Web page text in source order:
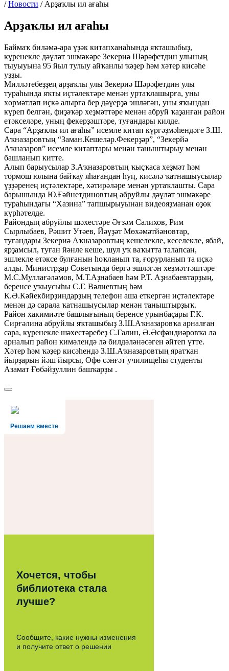
/Новости / Арҙаҡлы ил ағаһы
Арҙаҡлы ил ағаһы
Баймаҡ биләмә-ара үҙәк китапханаһында яҡташыбыҙ,
күренекле дәүләт эшмәкәре Зекериә Шәрәфетдин улының
тыуыуына 95 йыл тулыу айҡанлы ҡәҙер һәм хәтер кисәһе
уҙҙы.
Милләтебеҙҙең арҙаҡлы улы Зекериә Шәрәфетдин улы
тураһында яҡты иҫтәлектәре менән уртаҡлашырға, уны
хөрмәтләп иҫкә алырға бер дәүерҙә эшләгән, уны яҡындан
күреп белгән, фиҙәҡәр хеҙмәттәре менән абруй ҡаҙанған район
етәкселәре, уның фекерҙәштәре, туғандары килде.
Сара “Арҙаҡлы ил ағаһы” исемле китап күргәҙмәһендәге З.Ш.
Аҡназаровтың “Заман.Кешеләр.Фекерҙәр”, “Зекерйә
Аҡназаров” исемле китаптары менән таныштырыу менән
башланып китте.
Алып барыусылар З.Аҡназаровтың ҡыҫҡаса хеҙмәт һәм
тормош юлына байҡау яһағандан һуң, кисәлә ҡатнашыусылар
үҙҙәренең иҫтәлектәре, хәтирәләре менән уртаҡлашты. Сара
барышында Ю.Ғәйнетдиновтың абруйлы дәүләт эшмәкәре
тураһындағы “Хазина” тапшырыуынан видеояҙманан өҙөк
күрһәтелде.
Райондың абруйлы шәхестәре Әғзәм Салихов, Рим
Сырлыбаев, Рәшит Утәев, Йәүҙәт Мөхәмәтйәновтар,
туғандары Зекериә Аҡназаровтың кешелекле, кеселекле, ябай,
ярҙамсыл, туған йәнле кеше, шул уҡ ваҡытта талапсан,
эшлекле етәксе булғанын һоҡланып та, ғорурланып та иҫкә
алды. Министрҙар Советында бергә эшләгән хеҙмәттәштәре
М.С.Муллағәләмов, М.Т.Аҙнабаев һәм Р.Т. Аҙнабаевтарҙың,
беренсе уҡыусыһы С.Г. Вәлиевтың һәм
К.Ә.Кәйекбирҙиндарҙың телефон аша еткергән иҫтәлектәре
менән дә сарала ҡатнашыусылар менән таныштырҙыҡ.
Район хакимиәте башлығының беренсе урынбаҫары Г.К.
Сирғәлина абруйлы яҡташыбыҙ З.Ш.Аҡназаровҡа арналған
сара, күренекле шәхестәребеҙ С.Галин, Ә.Әсфәндиәровҡа ла
арналып район кимәлендә лә билдәләнәсәген әйтеп үтте.
Хәтер һәм ҡәҙер кисәһендә З.Ш.Аҡназаровтың яратҡан
йырҙарын йәш йырсы, Өфө сәнғәт училищеһы студенты
Азамат Ғөбәйҙуллин башҡарҙы .
Решаем вместе
Хочется, чтобы
библиотека стала
лучше?
Сообщите, какие нужны изменения
и получите ответ о решении